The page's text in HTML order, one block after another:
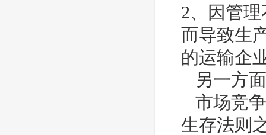
2、因管
而导致生
的运输企
另一方
市场竞
生存法则